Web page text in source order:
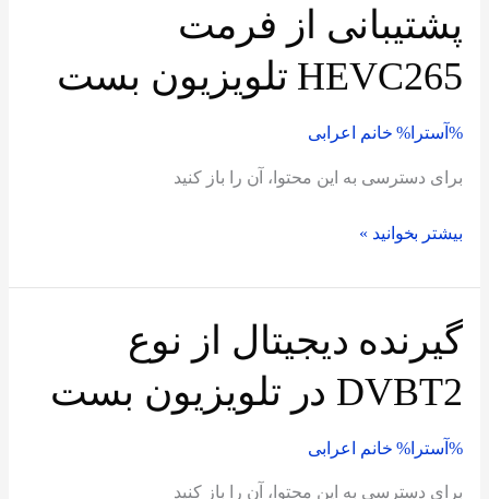
پشتیبانی از فرمت
HEVC265 تلویزیون بست
%آسترا% خانم اعرابی
برای دسترسی به این محتوا، آن را باز کنید
پشتیبانی
از
فرمت
تلویزیون
بیشتر بخوانید »
گیرنده دیجیتال از نوع
DVBT2 در تلویزیون بست
%آسترا% خانم اعرابی
برای دسترسی به این محتوا، آن را باز کنید
گیرنده
دیجیتال
از
DVBT2